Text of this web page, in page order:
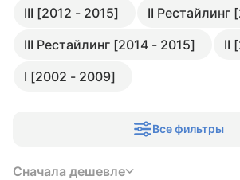
III [2012 - 2015]
II Рестайлинг
III Рестайлинг [2014 - 2015]
II
I [2002 - 2009]
Все фильтры
Сначала дешевле